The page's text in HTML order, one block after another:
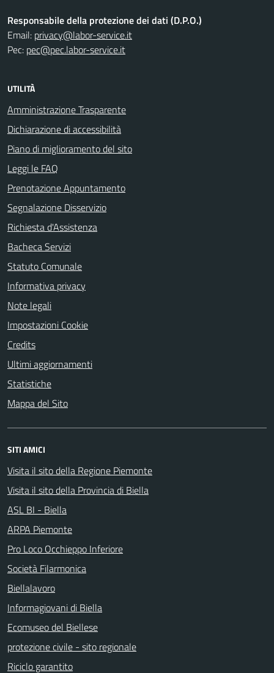
Responsabile della protezione dei dati (D.P.O.)
Email: privacy@labor-service.it
Pec: pec@pec.labor-service.it
UTILITÀ
Amministrazione Trasparente
Dichiarazione di accessibilità
Piano di miglioramento del sito
Leggi le FAQ
Prenotazione Appuntamento
Segnalazione Disservizio
Richiesta d'Assistenza
Bacheca Servizi
Statuto Comunale
Informativa privacy
Note legali
Impostazioni Cookie
Credits
Ultimi aggiornamenti
Statistiche
Mappa del Sito
SITI AMICI
Visita il sito della Regione Piemonte
Visita il sito della Provincia di Biella
ASL BI - Biella
ARPA Piemonte
Pro Loco Occhieppo Inferiore
Società Filarmonica
Biellalavoro
Informagiovani di Biella
Ecomuseo del Biellese
protezione civile - sito regionale
Riciclo garantito